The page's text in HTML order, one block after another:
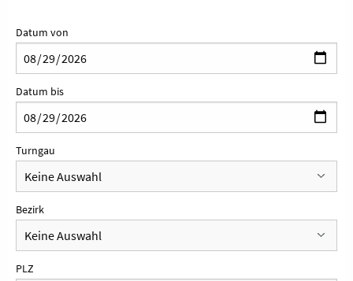
Datum von
Datum bis
Turngau
Bezirk
PLZ